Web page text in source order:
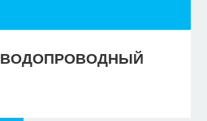
ВОДОПРОВОДНЫЙ